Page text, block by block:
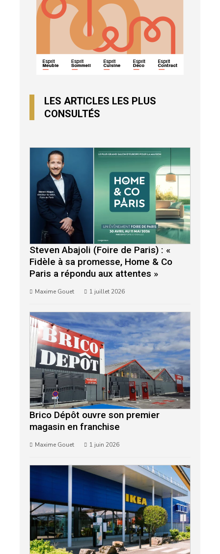
LES ARTICLES LES PLUS
CONSULTÉS
Steven Abajoli (Foire de Paris) : «
Fidèle à sa promesse, Home & Co
Paris a répondu aux attentes »
Maxime Gouet 1 juillet 2026
Brico Dépôt ouvre son premier
magasin en franchise
Maxime Gouet 1 juin 2026